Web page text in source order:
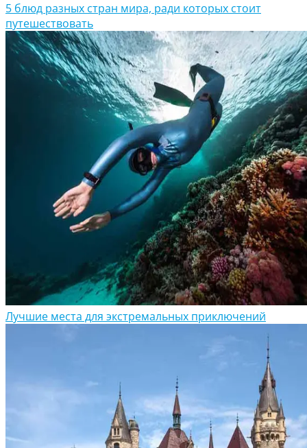
5 блюд разных стран мира, ради которых стоит
путешествовать
Лучшие места для экстремальных приключений